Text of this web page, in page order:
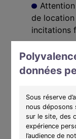
données
Sous réserve
nous déposons
sur le site, des
expérience
l’audience de
de
incitations
Mise
Exemple : Un
→ dont